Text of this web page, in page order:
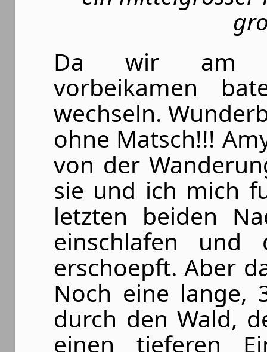
Da wir am
vorbeikamen
wechseln.
ohne Matsch!!!
von der
sie und ich mich
letzten beiden
einschlafen
erschoepft. Aber
Noch eine lange,
durch den Wald,
einen tieferen